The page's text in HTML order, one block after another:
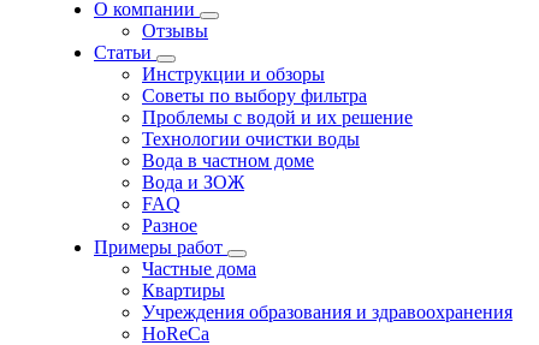
О компании
Отзывы
Статьи
Инструкции и обзоры
Советы по выбору фильтра
Проблемы с водой и их решение
Технологии очистки воды
Вода в частном доме
Вода и ЗОЖ
FAQ
Разное
Примеры работ
Частные дома
Квартиры
Учреждения образования и здравоохранения
HoReCa